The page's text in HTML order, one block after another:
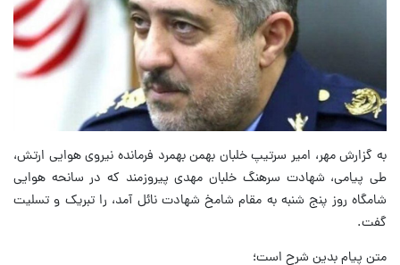
به گزارش مهر، امیر سرتیپ خلبان بهمن بهمرد فرمانده نیروی هوایی ارتش،
طی پیامی، شهادت سرهنگ خلبان مهدی پیروزمند که در سانحه هوایی
شامگاه روز پنج شنبه به مقام شامخ شهادت نائل آمد، را تبریک و تسلیت
گفت.
متن پیام بدین شرح است؛